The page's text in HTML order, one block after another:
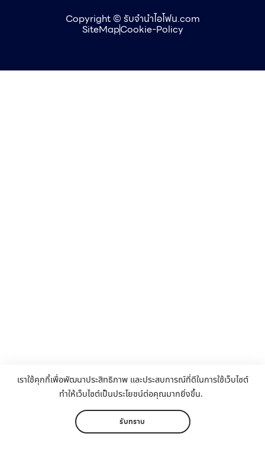
เราใช้คุกกี้เพื่อพัฒนาประสิทธิภาพ และประสบการณ์ที่ดีในการใช้เว็บไซต์
ทำให้เว็บไซต์เป็นประโยชน์ต่อคุณมากยิ่งขึ้น.
รับทราบ
Copyright © รับจำนำไอโฟน.com
SiteMapCookie-Policy
เมนู ติดต่อ แชร์